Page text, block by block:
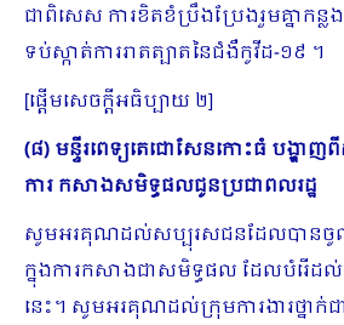
ជាពិសេស ការខិតខំប្រឹងប្រែងរួមគ្នាកន្លង
ទប់ស្កាត់ការរាតត្បាតនៃជំងឺកូវីដ-១៩ ។
[ផ្ដើមសេចក្ដីអធិប្បាយ ២]
(៨) មន្ទីរពេទ្យតេជោសែនកោះធំ បង្ហាញពី
ការ កសាងសមិទ្ធផលជូនប្រជាពលរដ្ឋ
សូមអរគុណដល់សប្បុរសជនដែលបានចូល
ក្នុងការកសាងជាសមិទ្ធផល​ ដែលបំរើដ
នេះ។ សូមអរគុណដល់ក្រុមការងារថ្នាក់ជ